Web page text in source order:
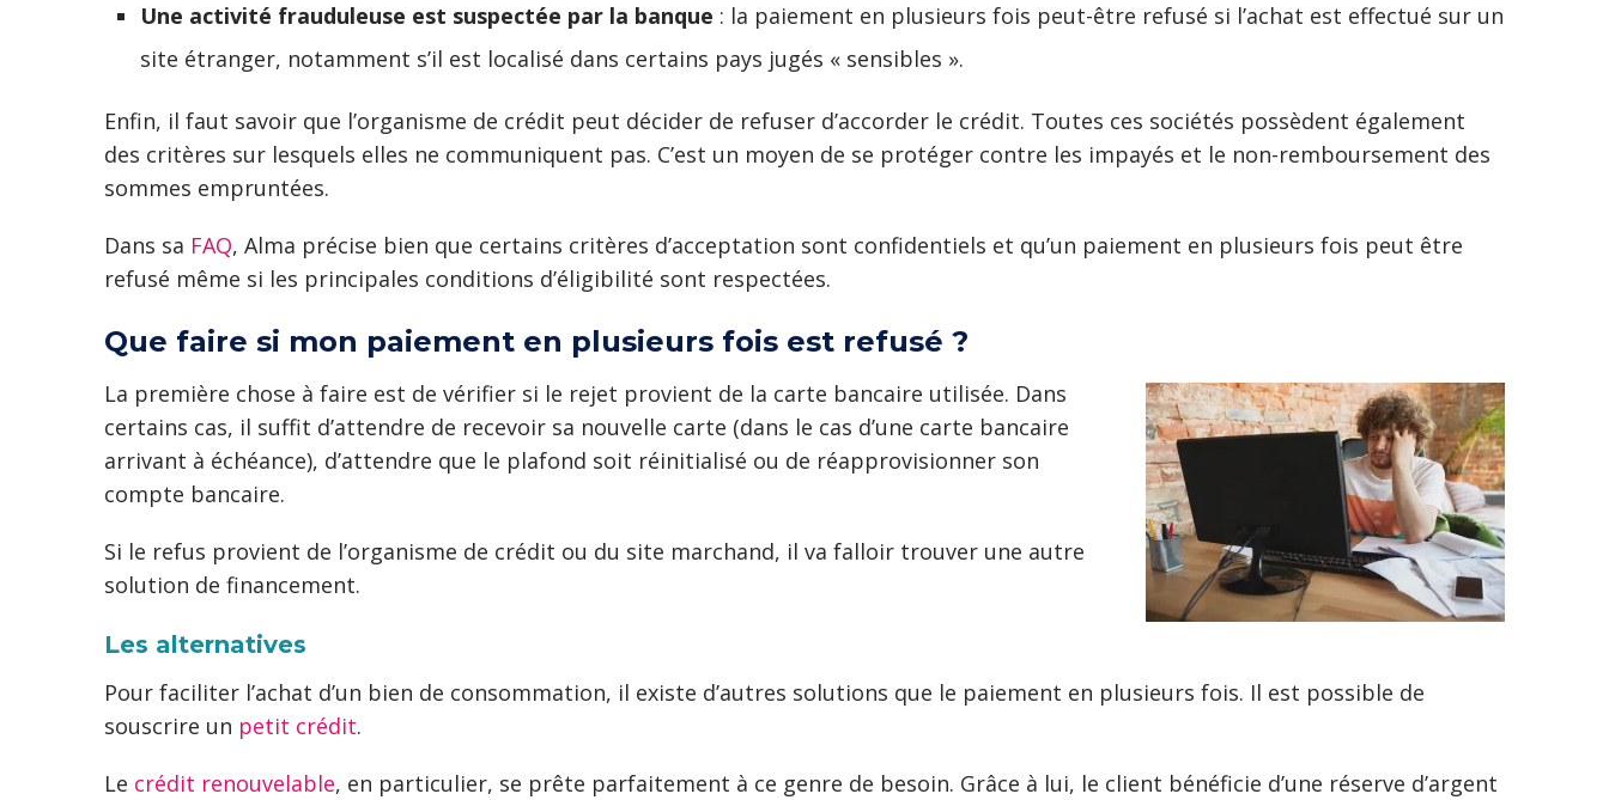
Une activité frauduleuse est suspectée par la banque : la paiement en plusieurs fois peut-être refusé si l’achat est effectué sur un
site étranger, notamment s’il est localisé dans certains pays jugés « sensibles ».
Enfin, il faut savoir que l’organisme de crédit peut décider de refuser d’accorder le crédit. Toutes ces sociétés possèdent également
des critères sur lesquels elles ne communiquent pas. C’est un moyen de se protéger contre les impayés et le non-remboursement des
sommes empruntées.
Dans sa FAQ, Alma précise bien que certains critères d’acceptation sont confidentiels et qu’un paiement en plusieurs fois peut être
refusé même si les principales conditions d’éligibilité sont respectées.
Que faire si mon paiement en plusieurs fois est refusé ?
La première chose à faire est de vérifier si le rejet provient de la carte bancaire utilisée. Dans
certains cas, il suffit d’attendre de recevoir sa nouvelle carte (dans le cas d’une carte bancaire
arrivant à échéance), d’attendre que le plafond soit réinitialisé ou de réapprovisionner son
compte bancaire.
Si le refus provient de l’organisme de crédit ou du site marchand, il va falloir trouver une autre
solution de financement.
Les alternatives
Pour faciliter l’achat d’un bien de consommation, il existe d’autres solutions que le paiement en plusieurs fois. Il est possible de
souscrire un petit crédit.
Le crédit renouvelable, en particulier, se prête parfaitement à ce genre de besoin. Grâce à lui, le client bénéficie d’une réserve d’argent